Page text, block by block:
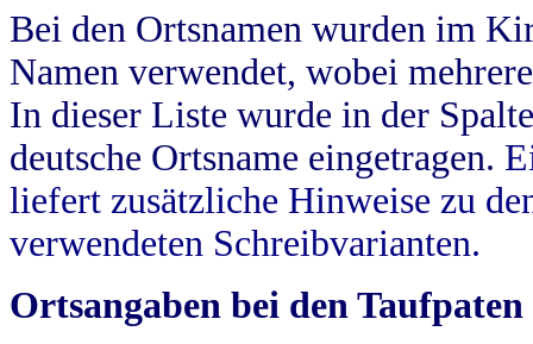
Bei den Ortsnamen wurden im
Namen verwendet, wobei
In dieser Liste wurde in der
deutsche Ortsname eingetragen.
liefert zusätzliche Hinweise zu
verwendeten Schreibvarianten.
Ortsangaben bei den Taufpaten